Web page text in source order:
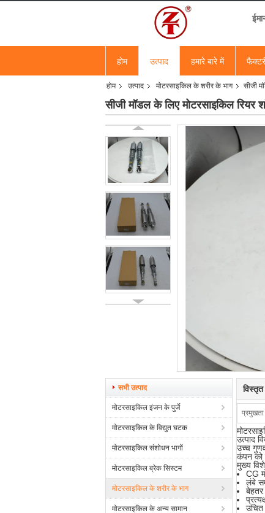
होम उत्पाद हमारे बारे में
होम उत्पाद मोटरसाइकिल के शरीर के भाग सीजी
सीजी मॉडल के लिए मोटरसाइकिल रियर
सभी उत्पाद
मोटरसाइकिल इंजन के पुर्जे
मोटरसाइकिल के विद्युत घटक
मोटरसाइकिल संशोधन भागों
मोटरसाइकिल ब्रेक सिस्टम
मोटरसाइकिल के शरीर के भाग
मोटरसाइकिल के अन्य सामान
विस्तृत
प्रमुखता
उत्पाद
उच्च
कंपन को
मुख्य
CG
लंबे
बेहतर